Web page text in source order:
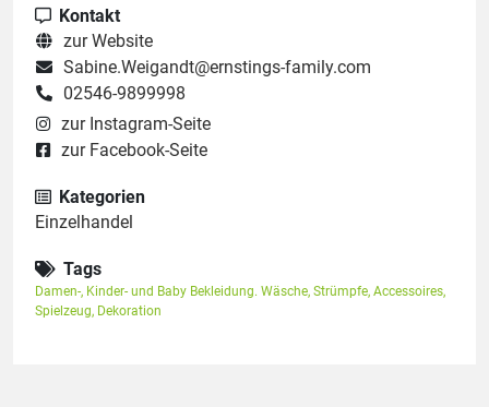
Kontakt
zur Website
Sabine.Weigandt@ernstings-family.com
02546-9899998
zur Instagram-Seite
zur Facebook-Seite
Kategorien
Einzelhandel
Tags
Damen-, Kinder- und Baby Bekleidung. Wäsche, Strümpfe, Accessoires,
Spielzeug, Dekoration